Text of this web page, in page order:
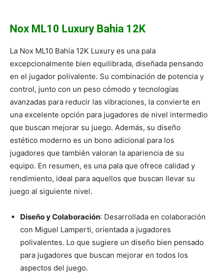
Nox ML10 Luxury Bahia 12K
La Nox ML10 Bahía 12K Luxury es una pala
excepcionalmente bien equilibrada, diseñada pensando
en el jugador polivalente. Su combinación de potencia y
control, junto con un peso cómodo y tecnologías
avanzadas para reducir las vibraciones, la convierte en
una excelente opción para jugadores de nivel intermedio
que buscan mejorar su juego. Además, su diseño
estético moderno es un bono adicional para los
jugadores que también valoran la apariencia de su
equipo. En resumen, es una pala que ofrece calidad y
rendimiento, ideal para aquellos que buscan llevar su
juego al siguiente nivel.
Diseño y Colaboración: Desarrollada en colaboración
con Miguel Lamperti, orientada a jugadores
polivalentes. Lo que sugiere un diseño bien pensado
para jugadores que buscan mejorar en todos los
aspectos del juego.